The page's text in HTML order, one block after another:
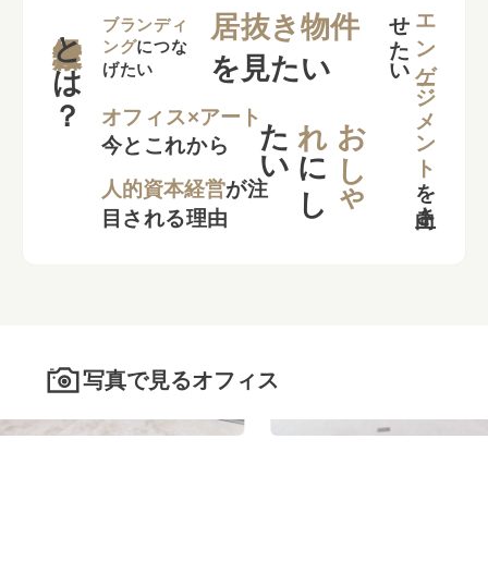
とは？
ブランディ
ングにつな
げたい
居抜き物件
を見たい
オフィス×アート
今とこれから
人的資本経営が注
目される理由
お
し
ゃ
れ
に
し
た
い エンゲージメント
を
向上さ
せ
た
い
写真で見るオフィス